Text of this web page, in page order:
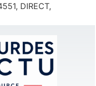
DIRECT,